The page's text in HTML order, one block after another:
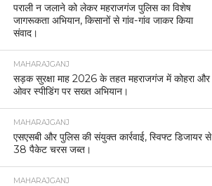
पराली न जलाने को लेकर महराजगंज पुलिस का विशेष
जागरूकता अभियान, किसानों से गांव-गांव जाकर किया
संवाद।
MAHARAJGANJ
सड़क सुरक्षा माह 2026 के तहत महराजगंज में कोहरा और
ओवर स्पीडिंग पर सख्त अभियान।
MAHARAJGANJ
एसएसबी और पुलिस की संयुक्त कार्रवाई, स्विफ्ट डिजायर से
38 पैकेट चरस जब्त।
MAHARAJGANJ